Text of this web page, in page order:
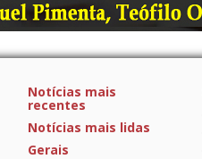
Notícias mais
recentes
Notícias mais lidas
Gerais